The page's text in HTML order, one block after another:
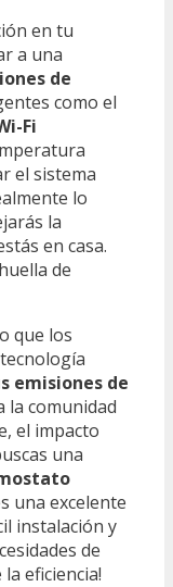
en tu
a una
de
como el
Fi
el sistema
lo
la
en casa.
de
que los
emisiones de
la comunidad
el impacto
una
una excelente
instalación y
de
eficiencia!